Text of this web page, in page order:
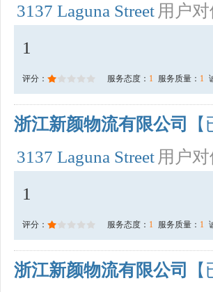
3137 Laguna Street 用户
1
评分： 服务态度： 1 服务质量： 1
浙江新颜物流有限公司
3137 Laguna Street 用户
1
评分： 服务态度： 1 服务质量： 1
浙江新颜物流有限公司